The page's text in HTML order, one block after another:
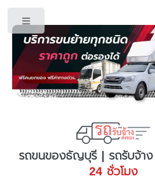
รถขนของธัญบุรี | รถรับจ้าง
24 ชั่วโมง
Toggle